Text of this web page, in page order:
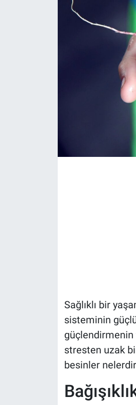
Sağlıklı bir
sisteminin
güçlendirmenin
stresten uzak
besinler